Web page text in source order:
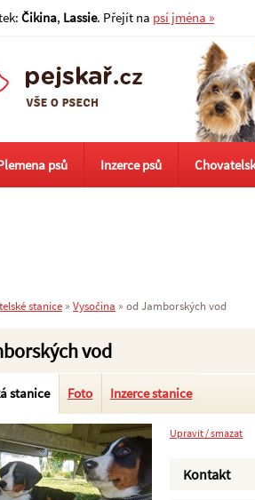
vod
stanice Foto Inzerce stanice
Upravit / smazat
Kontakt
psů Inzerce psů
stanice » Vysočina » od Jamborských vod
Čikina, Lassie. Přejít na psí jména »